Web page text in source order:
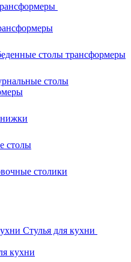
столы трансформеры
столы
столы
столики
Стулья для кухни
кухни